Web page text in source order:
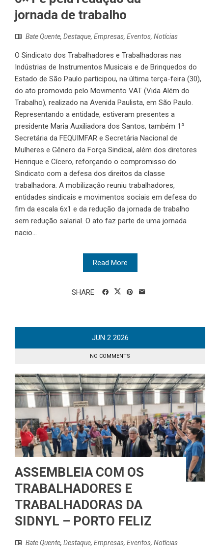
jornada de trabalho
Bate Quente, Destaque, Empresas, Eventos, Notícias
O Sindicato dos Trabalhadores e Trabalhadoras nas
Indústrias de Instrumentos Musicais e de Brinquedos do
Estado de São Paulo participou, na última terça-feira (30),
do ato promovido pelo Movimento VAT (Vida Além do
Trabalho), realizado na Avenida Paulista, em São Paulo.
Representando a entidade, estiveram presentes a
presidente Maria Auxiliadora dos Santos, também 1ª
Secretária da FEQUIMFAR e Secretária Nacional de
Mulheres e Gênero da Força Sindical, além dos diretores
Henrique e Cícero, reforçando o compromisso do
Sindicato com a defesa dos direitos da classe
trabalhadora. A mobilização reuniu trabalhadores,
entidades sindicais e movimentos sociais em defesa do
fim da escala 6x1 e da redução da jornada de trabalho
sem redução salarial. O ato faz parte de uma jornada
nacio...
Read More
SHARE
JUN 2 2026
NO COMMENTS
ASSEMBLEIA COM OS
TRABALHADORES E
TRABALHADORAS DA
SIDNYL – PORTO FELIZ
Bate Quente, Destaque, Empresas, Eventos, Notícias